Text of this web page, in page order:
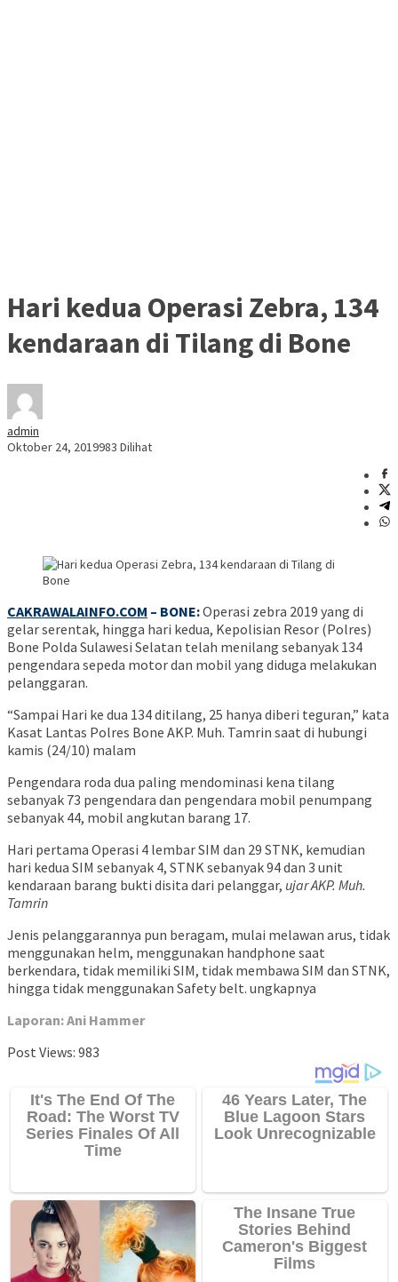
Hari kedua Operasi Zebra, 134
kendaraan di Tilang di Bone
admin
Oktober 24, 2019983 Dilihat
CAKRAWALAINFO.COM – BONE:Operasi zebra 2019 yang di
gelar serentak, hingga hari kedua, Kepolisian Resor (Polres)
Bone Polda Sulawesi Selatan telah menilang sebanyak 134
pengendara sepeda motor dan mobil yang diduga melakukan
pelanggaran.
“Sampai Hari ke dua 134 ditilang, 25 hanya diberi teguran,” kata
Kasat Lantas Polres Bone AKP. Muh. Tamrin saat di hubungi
kamis (24/10) malam
Pengendara roda dua paling mendominasi kena tilang
sebanyak 73 pengendara dan pengendara mobil penumpang
sebanyak 44, mobil angkutan barang 17.
Hari pertama Operasi 4 lembar SIM dan 29 STNK, kemudian
hari kedua SIM sebanyak 4, STNK sebanyak 94 dan 3 unit
kendaraan barang bukti disita dari pelanggar, ujar AKP. Muh.
Tamrin
Jenis pelanggarannya pun beragam, mulai melawan arus, tidak
menggunakan helm, menggunakan handphone saat
berkendara, tidak memiliki SIM, tidak membawa SIM dan STNK,
hingga tidak menggunakan Safety belt. ungkapnya
Laporan: Ani Hammer
Post Views: 983